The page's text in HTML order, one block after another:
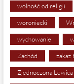
wolność od religii
woroniecki
wychowanie
Zachód zakaz
Zjednoczona Lewica